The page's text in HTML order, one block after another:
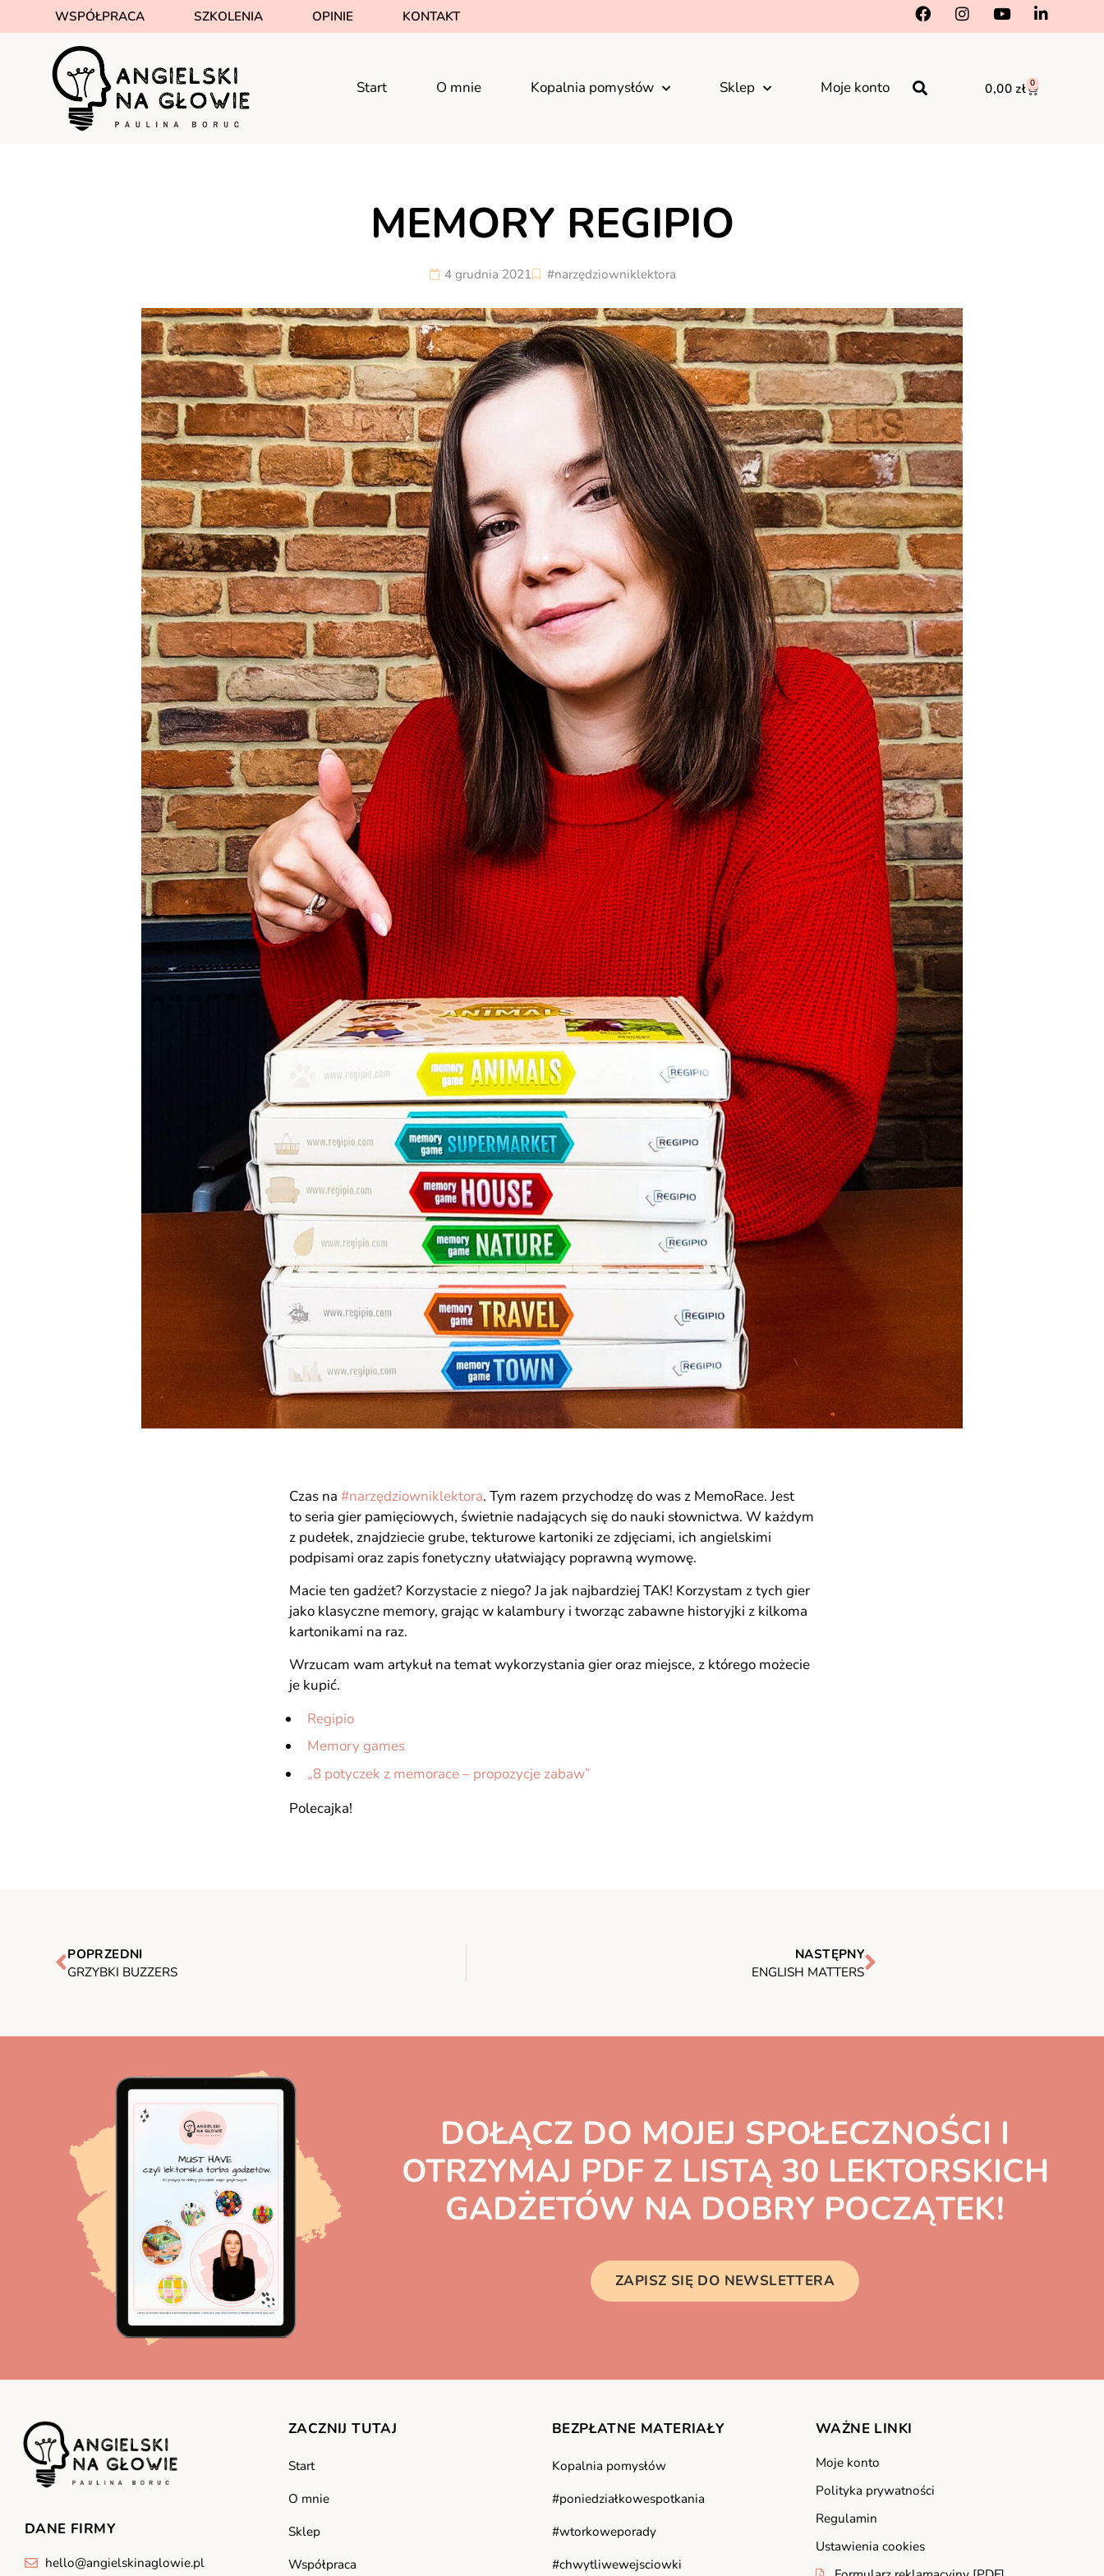
WSPÓŁPRACA SZKOLENIA OPINIE KONTAKT
Start O mnie Kopalnia pomysłów Sklep Moje konto 0,00zł 0
MEMORY REGIPIO
4 grudnia 2021 #narzędziowniklektora
Czas na #narzędziowniklektora. Tym razem przychodzę do was z MemoRace. Jest
to seria gier pamięciowych, świetnie nadających się do nauki słownictwa. W każdym
z pudełek, znajdziecie grube, tekturowe kartoniki ze zdjęciami, ich angielskimi
podpisami oraz zapis fonetyczny ułatwiający poprawną wymowę.
Macie ten gadżet? Korzystacie z niego? Ja jak najbardziej TAK! Korzystam z tych gier
jako klasyczne memory, grając w kalambury i tworząc zabawne historyjki z kilkoma
kartonikami na raz.
Wrzucam wam artykuł na temat wykorzystania gier oraz miejsce, z którego możecie
je kupić.
Regipio
Memory games
„8 potyczek z memorace – propozycje zabaw”
Polecajka!
POPRZEDNI
GRZYBKI BUZZERS
NASTĘPNY
ENGLISH MATTERS
DOŁĄCZ DO MOJEJ SPOŁECZNOŚCI I
OTRZYMAJ PDF Z LISTĄ 30 LEKTORSKICH
GADŻETÓW NA DOBRY POCZĄTEK!
ZAPISZ SIĘ DO NEWSLETTERA
DANE FIRMY
hello@angielskinaglowie.pl
ZACZNIJ TUTAJ
Start
O mnie
Sklep
Współpraca
BEZPŁATNE MATERIAŁY
Kopalnia pomysłów
#poniedziałkowespotkania
#wtorkoweporady
#chwytliwewejsciowki
WAŻNE LINKI
Moje konto
Polityka prywatności
Regulamin
Ustawienia cookies